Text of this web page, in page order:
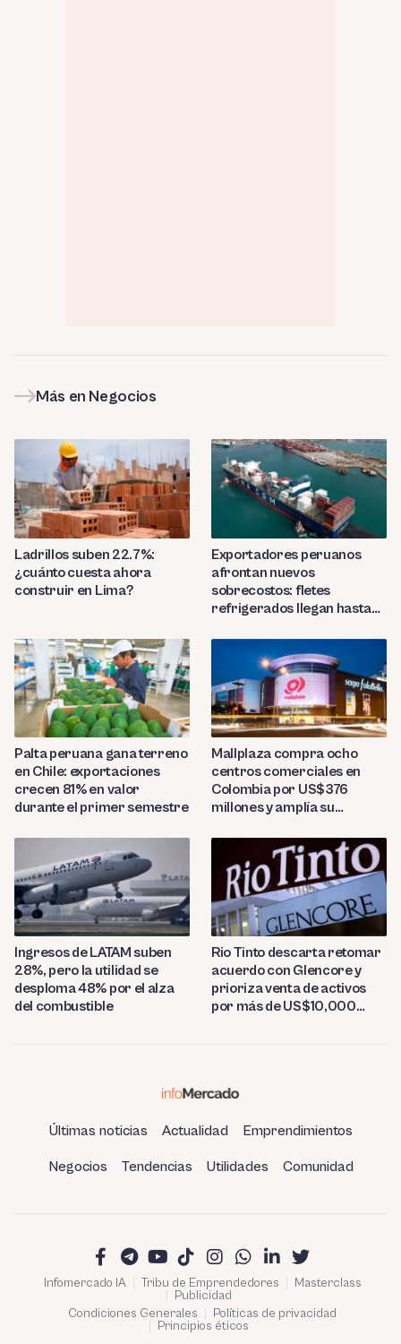
Más en Negocios
Ladrillos suben 22.7%:
¿cuánto cuesta ahora
construir en Lima?
Exportadores peruanos
afrontan nuevos
sobrecostos: fletes
refrigerados llegan hasta
Palta peruana gana terreno
en Chile: exportaciones
crecen 81% en valor
durante el primer semestre
Mallplaza compra ocho
centros comerciales en
Colombia por US$376
millones y amplía su
Ingresos de LATAM suben
28%, pero la utilidad se
desploma 48% por el alza
del combustible
Rio Tinto descarta retomar
acuerdo con Glencore y
prioriza venta de activos
por más de US$10,000
Últimas noticias Actualidad Emprendimientos
Negocios Tendencias Utilidades Comunidad
Infomercado IA Tribu de Emprendedores
Masterclass
Publicidad
Condiciones Generales
Políticas de privacidad
Principios éticos